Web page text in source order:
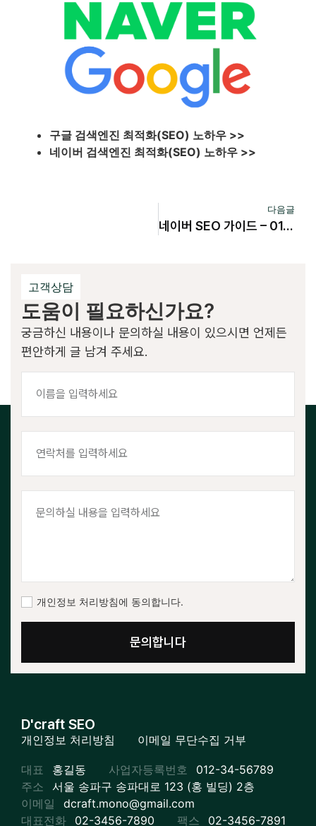
구글 검색엔진 최적화(SEO) 노하우 >>
네이버 검색엔진 최적화(SEO) 노하우 >>
다음글
네이버 SEO 가이드 – 01. 기본 주의사항
고객상담
도움이 필요하신가요?
궁금하신 내용이나 문의하실 내용이 있으시면 언제든
편안하게 글 남겨 주세요.
개인정보 처리방침에 동의합니다.
문의합니다
D'craft SEO
개인정보 처리방침 이메일 무단수집 거부
대표 홍길동 사업자등록번호
012-34-56789
주소
서울 송파구 송파대로 123 (홍 빌딩) 2층
이메일
dcraft.mono@gmail.com
대표전화
02-3456-7890 팩스 02-3456-7891